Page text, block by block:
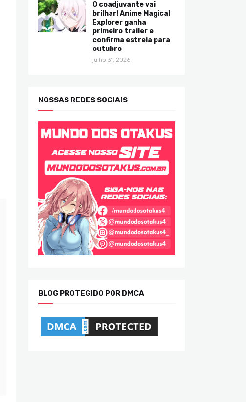
O coadjuvante vai
brilhar! Anime Magical
Explorer ganha
primeiro trailer e
confirma estreia para
outubro
julho 31, 2026
NOSSAS REDES SOCIAIS
BLOG PROTEGIDO POR DMCA